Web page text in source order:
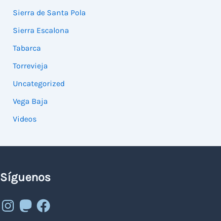
Sierra de Santa Pola
Sierra Escalona
Tabarca
Torrevieja
Uncategorized
Vega Baja
Videos
Síguenos
Instagram
MastodonFacebook